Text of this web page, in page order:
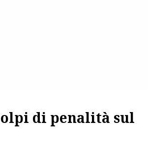
di penalità sul